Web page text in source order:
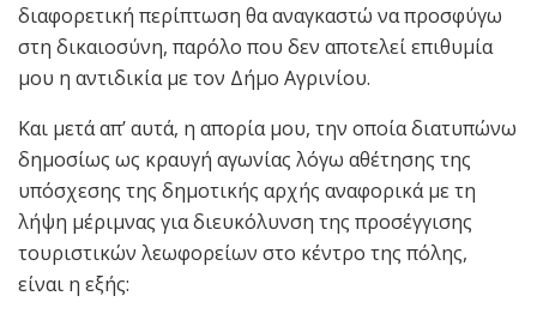
διαφορετική περίπτωση θα αναγκαστώ να προσφύγω
στη δικαιοσύνη, παρόλο που δεν αποτελεί επιθυμία
μου η αντιδικία με τον Δήμο Αγρινίου.
Και μετά απ’ αυτά, η απορία μου, την οποία διατυπώνω
δημοσίως ως κραυγή αγωνίας λόγω αθέτησης της
υπόσχεσης της δημοτικής αρχής αναφορικά με τη
λήψη μέριμνας για διευκόλυνση της προσέγγισης
τουριστικών λεωφορείων στο κέντρο της πόλης,
είναι η εξής: